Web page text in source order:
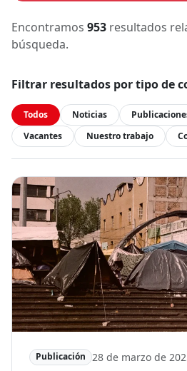
Encontramos 953 resultados
búsqueda.
Filtrar resultados por tipo de
Todos Noticias
Vacantes
Nuestro trabajo
Publicación 28 de marzo de